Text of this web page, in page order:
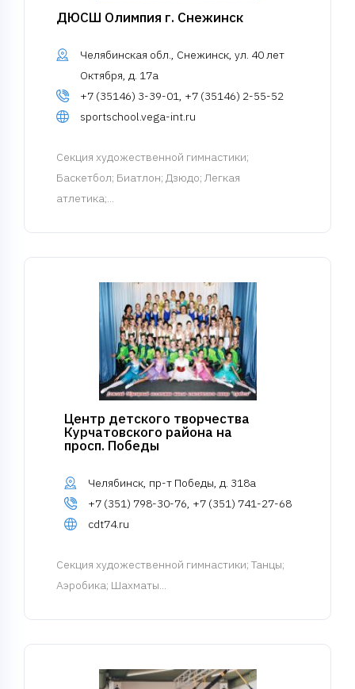
ДЮСШ Олимпия г. Снежинск
Челябинская обл., Снежинск, ул. 40 лет
Октября, д. 17а
+7 (35146) 3-39-01, +7 (35146) 2-55-52
sportschool.vega-int.ru
Cекция художественной гимнастики;
Баскетбол; Биатлон; Дзюдо; Легкая
атлетика;...
Центр детского творчества
Курчатовского района на
просп. Победы
Челябинск, пр-т Победы, д. 318а
+7 (351) 798-30-76, +7 (351) 741-27-68
cdt74.ru
Cекция художественной гимнастики; Танцы;
Аэробика; Шахматы...